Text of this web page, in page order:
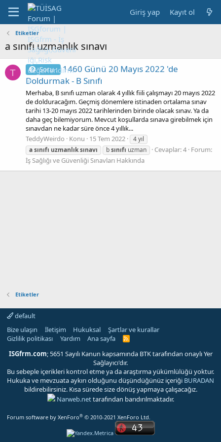
Giriş yap Kayıt ol
Etiketler
a sınıfı uzmanlık sınavı
T Soru : 1460 Günü 20 Mayıs 2022 'de
Doldurmak - B Sınıfı
Merhaba, B sınıfı uzman olarak 4 yıllık fiili çalışmayı 20 mayıs 2022
de dolduracağım. Geçmiş dönemlere istinaden ortalama sınav
tarihi 13-20 mayıs 2022 tarihlerinden birinde olacak sınav. Ya da
daha geç bilemiyorum. Mevcut koşullarda sınava girebilmek için
sınavdan ne kadar süre önce 4 yıllık...
TeddyWeirdo
Konu 15 Tem 2022
4 yıl
asınıfı uzmanlıksınavı bsınıfı uzman Cevaplar: 4 Forum:
İş Sağlığı ve Güvenliği Sınavları Hakkında
Etiketler
default
Bize ulaşın
İletişim Hukuksal
Şartlar ve kurallar
Gizlilik politikası
Yardım Ana sayfa
R
S
ISGfrm.com; 5651 Sayılı Kanun kapsamında BTK tarafından onaylı Yer
Sağlayıcı'dır.
Bu sebeple içerikleri kontrol etme ya da araştırma yükümlülüğü yoktur.
Hukuka ve mevzuata aykırı olduğunu düşündüğünüz içeriği BURADAN
bildirebilirsiniz. Kısa sürede size dönüş yapmaya çalışacağız.
Narweb.nettarafından barıdırılmaktadır.
Forum software by XenForo® © 2010-2021 XenForo Ltd.